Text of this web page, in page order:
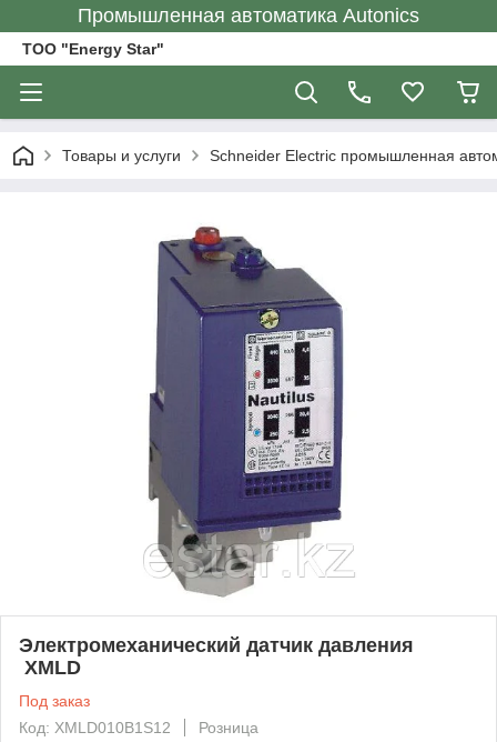
Промышленная автоматика Autonics
ТОО "Energy Star"
Товары и услуги Schneider Electric промышленная
Электромеханический датчик давления
XMLD
Под заказ
Код: XMLD010B1S12
Розница